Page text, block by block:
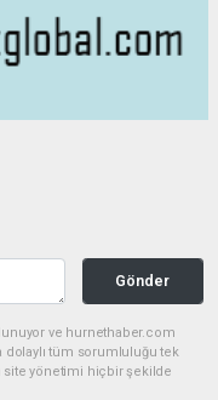
Gönder
ve hurnethaber.com
dolaylı tüm sorumluluğu tek
site yönetimi hiçbir şekilde